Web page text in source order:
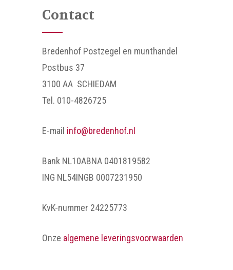
Contact
Bredenhof Postzegel en munthandel
Postbus 37
3100 AA SCHIEDAM
Tel. 010-4826725
E-mail info@bredenhof.nl
Bank NL10ABNA 0401819582
ING NL54INGB 0007231950
KvK-nummer 24225773
Onze algemene leveringsvoorwaarden